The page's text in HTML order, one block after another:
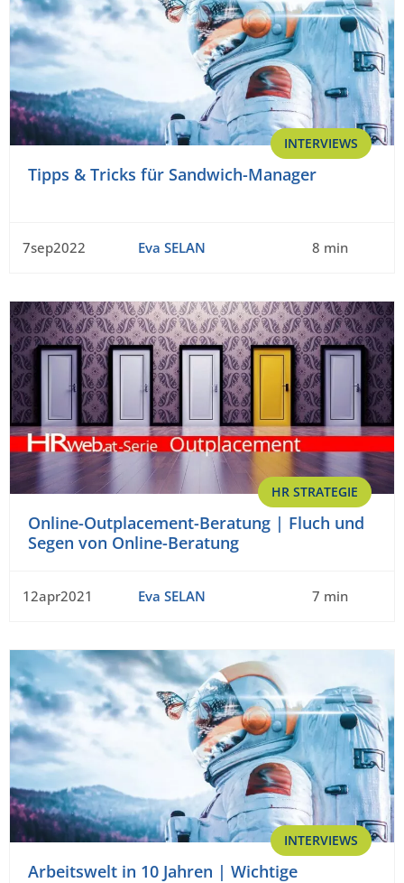
INTERVIEWS
Tipps & Tricks für Sandwich-Manager
7sep2022 Eva SELAN 8 min
HR STRATEGIE
Online-Outplacement-Beratung | Fluch und
Segen von Online-Beratung
12apr2021 Eva SELAN 7 min
INTERVIEWS
Arbeitswelt in 10 Jahren | Wichtige